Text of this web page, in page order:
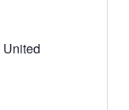
United